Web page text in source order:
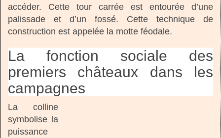
accéder. Cette tour carrée est entourée d’une
palissade et d’un fossé. Cette technique de
construction est appelée la motte féodale.
La fonction sociale des
premiers châteaux dans les
campagnes
La colline
symbolise la
puissance